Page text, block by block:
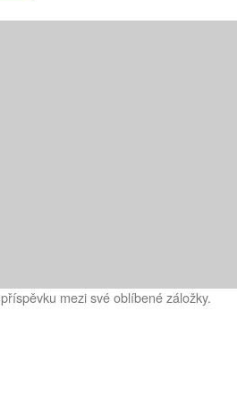
příspěvku mezi své oblíbené záložky.